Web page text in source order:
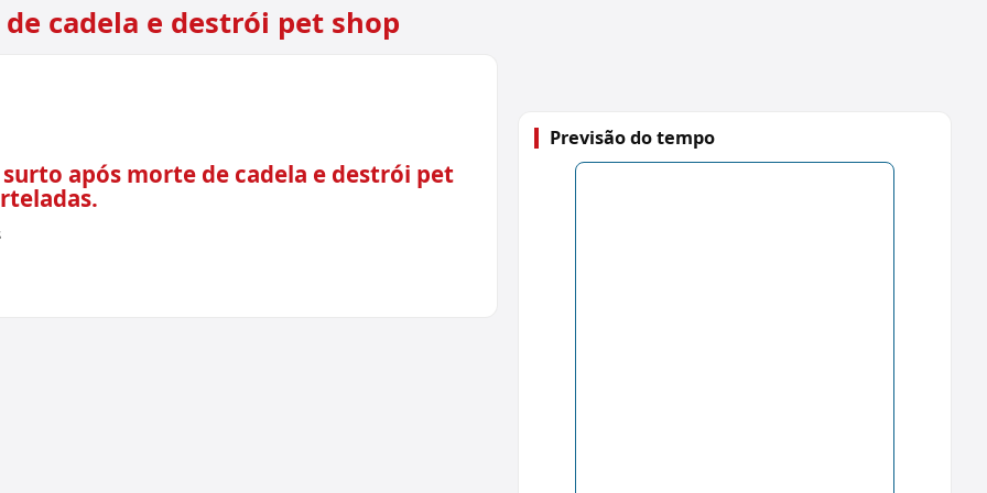
cadela e destrói pet shop
após morte de cadela e destrói pet
Previsão do tempo